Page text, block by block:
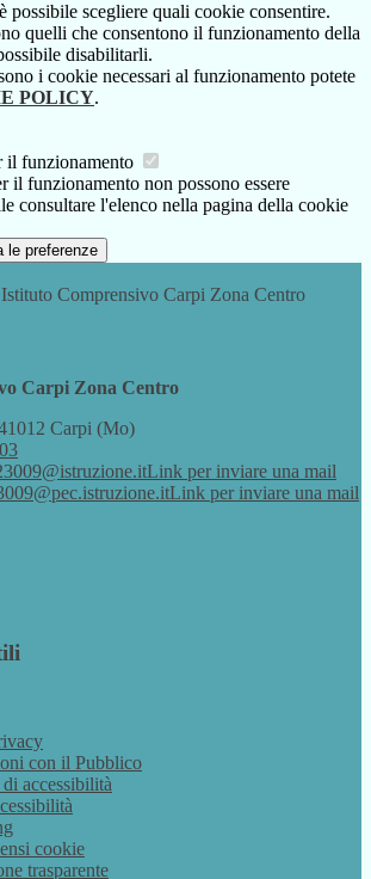
possibile scegliere quali cookie consentire.
quelli che consentono il funzionamento della
disabilitarli.
i cookie necessari al funzionamento potete
POLICY.
il funzionamento
il funzionamento non possono essere
consultare l'elenco nella pagina della cookie
le preferenze
Istituto Comprensivo Carpi Zona Centro
Carpi Zona Centro
Carpi (Mo)
Link per inviare una mail
Link per inviare una mail
con il Pubblico
accessibilità
cookie
trasparente